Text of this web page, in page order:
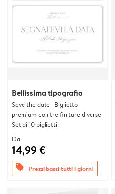
Bellissima tipografia
Save the date | Biglietto
premium con tre finiture diverse
Set di 10 biglietti
Da
14,99 €
offers Prezzi bassi tutti i giorni